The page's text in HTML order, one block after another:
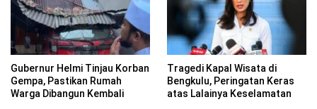
Gubernur Helmi Tinjau Korban
Gempa, Pastikan Rumah
Warga Dibangun Kembali
Tragedi Kapal Wisata di
Bengkulu, Peringatan Keras
atas Lalainya Keselamatan